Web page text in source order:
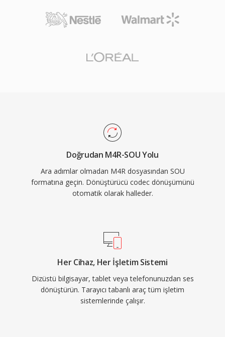
Doğrudan M4R-SOU Yolu
Ara adımlar olmadan M4R dosyasından SOU
formatına geçin. Dönüştürücü codec dönüşümünü
otomatik olarak halleder.
Her Cihaz, Her İşletim Sistemi
Dizüstü bilgisayar, tablet veya telefonunuzdan ses
dönüştürün. Tarayıcı tabanlı araç tüm işletim
sistemlerinde çalışır.